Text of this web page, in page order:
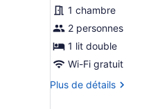
type
de
chambre :
Chambre
économique
double
1 chambre
2 personnes
1 lit double
Wi-Fi gratuit
Plus de détails
Plus